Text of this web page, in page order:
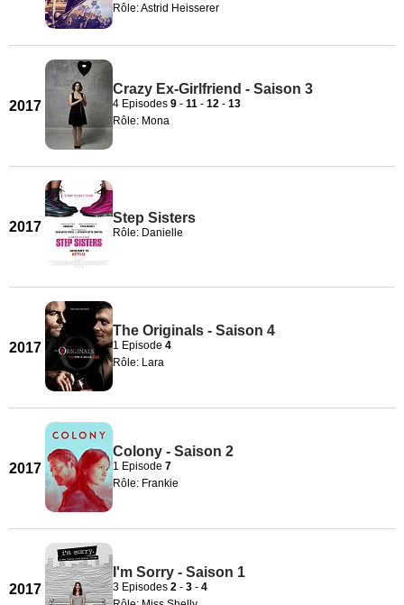
Rôle: Astrid Heisserer
2017
Crazy Ex-Girlfriend - Saison 3
4 Episodes 9 - 11 - 12 - 13
Rôle: Mona
2017
Step Sisters
Rôle: Danielle
2017
The Originals - Saison 4
1 Episode 4
Rôle: Lara
2017
Colony - Saison 2
1 Episode 7
Rôle: Frankie
2017
I'm Sorry - Saison 1
3 Episodes 2 - 3 - 4